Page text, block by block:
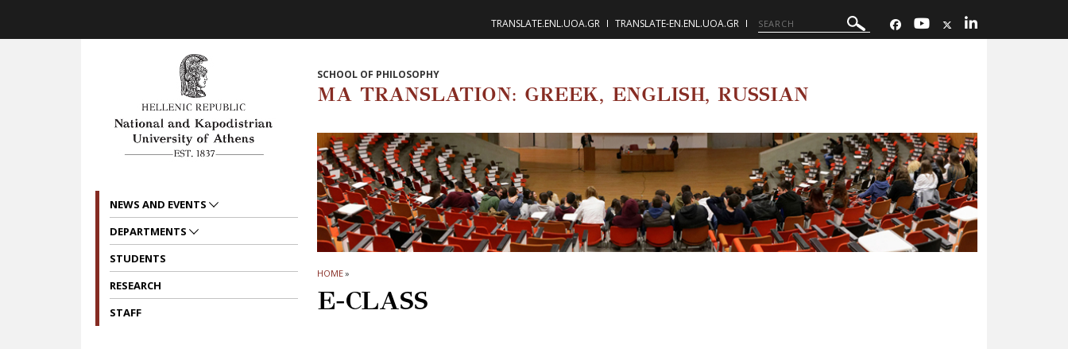
TRANSLATE.ENL.UOA.GR TRANSLATE-EN.ENL.UOA.GR
SCHOOL OF PHILOSOPHY
MA TRANSLATION: GREEK, ENGLISH, RUSSIAN
HOME»
E-CLASS
NEWS AND EVENTS
DEPARTMENTS
STUDENTS
RESEARCH
STAFF